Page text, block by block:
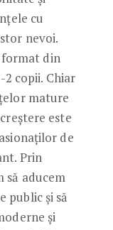
cu
nevoi.
din
2 copii. Chiar
mature
este
de
Prin
să aducem
public și să
și